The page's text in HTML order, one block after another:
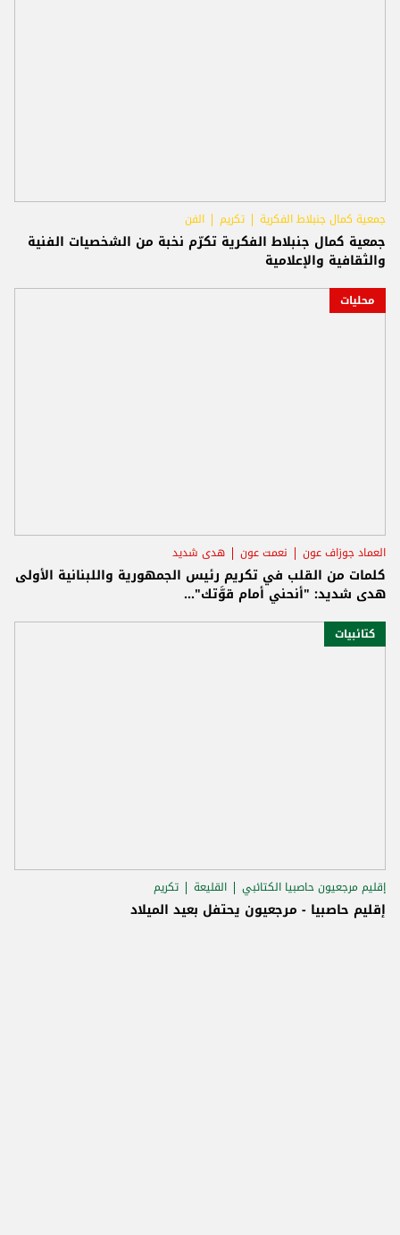
جمعية كمال جنبلاط الفكرية تكريم الفن
جمعية كمال جنبلاط الفكرية تكرّم نخبة من الشخصيات الفنية
والثقافية والإعلامية
محليات
العماد جوزاف عون نعمت عون هدى شديد
كلمات من القلب في تكريم رئيس الجمهورية واللبنانية الأولى
هدى شديد: "أنحني أمام قوَّتك"...
كتائبيات
إقليم مرجعيون حاصبيا الكتائبي القليعة تكريم
إقليم حاصبيا - مرجعيون يحتفل بعيد الميلاد